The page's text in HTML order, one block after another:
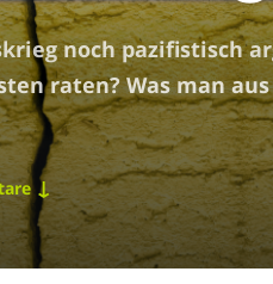
noch pazifistisch
raten? Was man
↓